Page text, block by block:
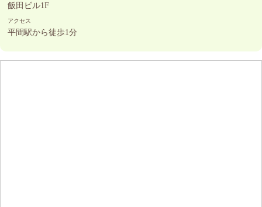
飯田ビル1F
アクセス
平間駅から徒歩1分